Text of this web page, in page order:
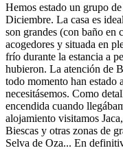
Hemos estado un grupo
Diciembre. La casa es
son grandes (con baño en
acogedores y situada en
frío durante la estancia a
hubieron. La atención de
todo momento han estado
necesitásemos. Como
encendida cuando
alojamiento visitamos
Biescas y otras zonas de
Selva de Oza... En